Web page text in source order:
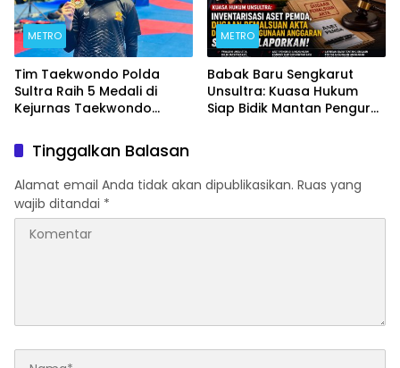
METRO
Tim Taekwondo Polda
Sultra Raih 5 Medali di
Kejurnas Taekwondo
METRO
Babak Baru Sengkarut
Unsultra: Kuasa Hukum
Siap Bidik Mantan Pengurus
Tinggalkan Balasan
Alamat email Anda tidak akan dipublikasikan. Ruas yang
wajib ditandai *